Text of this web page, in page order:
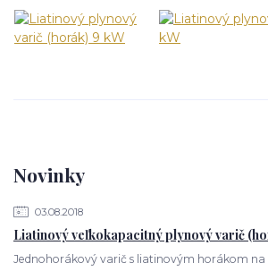
Novinky
03.08.2018
Liatinový veľkokapacitný plynový varič
Jednohorákový varič s liatinovým horákom